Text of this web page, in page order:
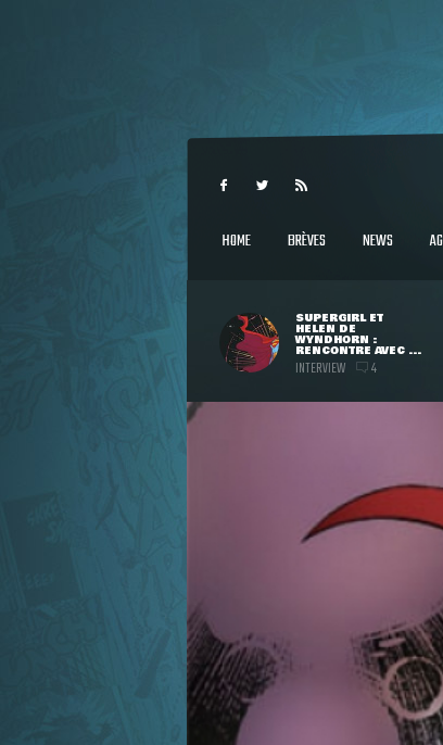
HOME BRÈVES NEWS
SUPERGIRL ET
HELEN DE
WYNDHORN :
RENCONTRE AVEC ...
INTERVIEW 4